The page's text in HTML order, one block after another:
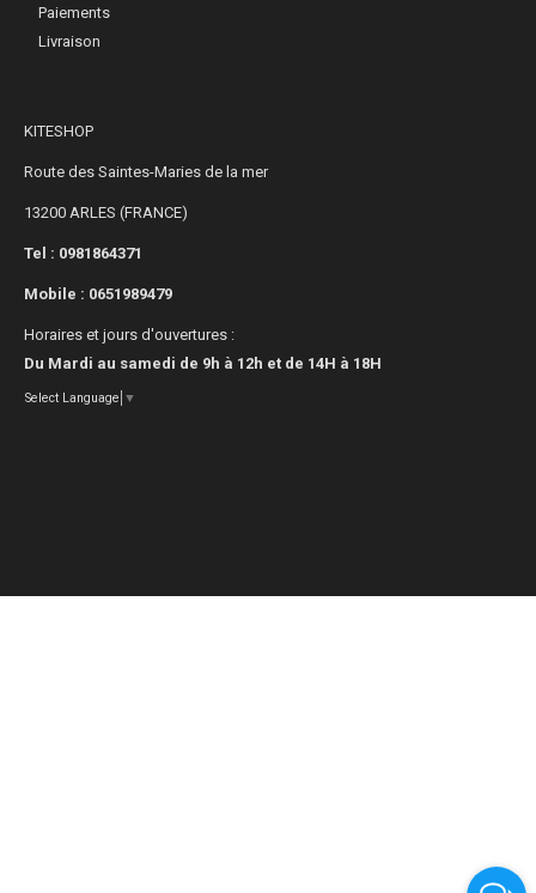
Paiements
Livraison
KITESHOP
Route des Saintes-Maries de la mer
13200 ARLES (FRANCE)
Tel : 0981864371
Mobile : 0651989479
Horaires et jours d'ouvertures :
Du Mardi au samedi de 9h à 12h et de 14H à 18H
Select Language ▼